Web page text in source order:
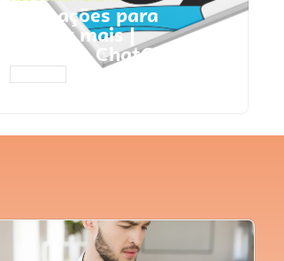
Faça ações para
vender mais |
Prompts ChatGPT